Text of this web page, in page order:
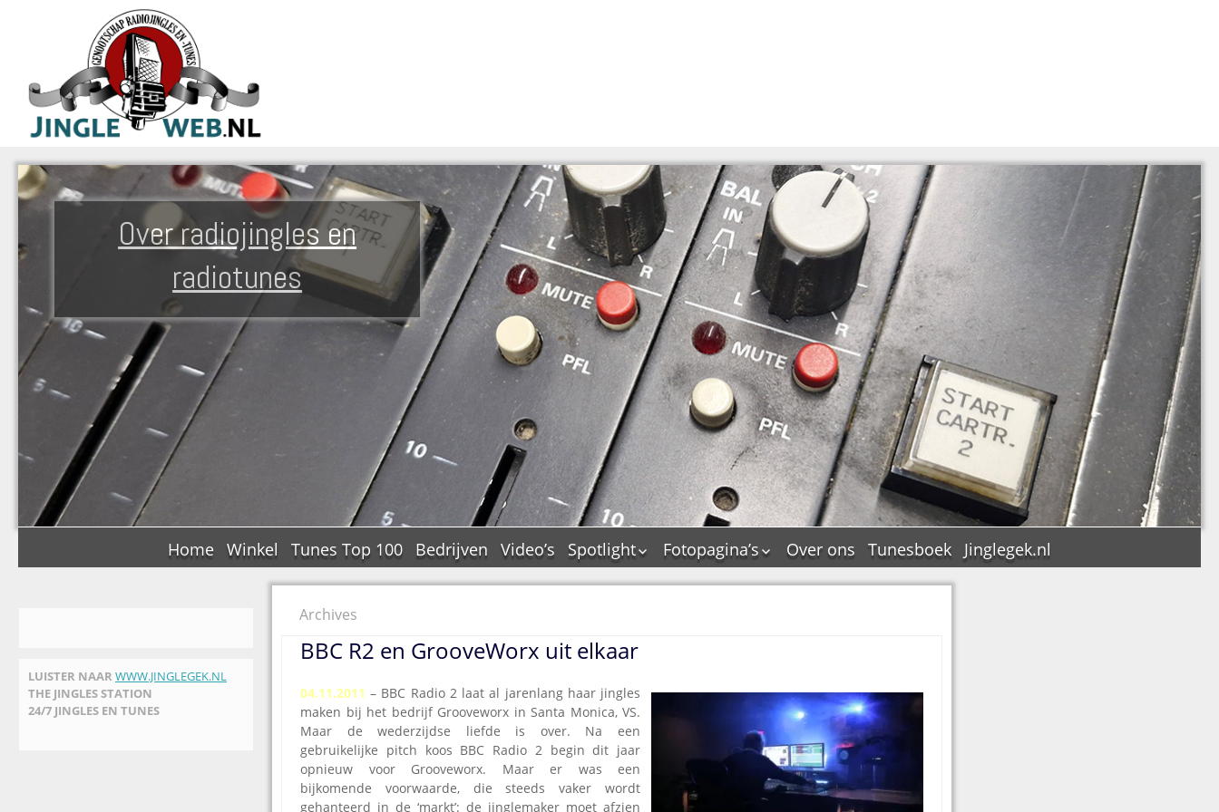
Over radiojingles en
radiotunes
Home Winkel Tunes Top 100 Bedrijven Video’s
Spotlight
De Tourflitsjingle –
tags
Dallas jingle city
De Tourtune
Ferry Maat 65
Ferry Maat interview
Jingle Awards
Jingle NIEUW
Fotopagina’s
JAM in pictures
Top Format in
pictures
Dik Voormekaar in
foto’s
Over ons Tunesboek Jinglegek.nl
LUISTER NAAR WWW.JINGLEGEK.NL
THE JINGLES STATION
24/7 JINGLES EN TUNES
Archives
BBC R2 en GrooveWorx uit elkaar
04.11.2011– BBC Radio 2 laat al jarenlang haar jingles
maken bij het bedrijf Grooveworx in Santa Monica, VS.
Maar de wederzijdse liefde is over. Na een
gebruikelijke pitch koos BBC Radio 2 begin dit jaar
opnieuw voor Grooveworx. Maar er was een
bijkomende voorwaarde, die steeds vaker wordt
gehanteerd in de ‘markt’: de jinglemaker moet afzien